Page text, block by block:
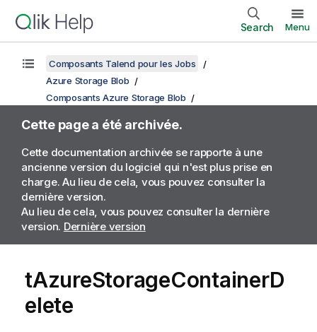
Search Menu
Composants Talend pour les Jobs
Azure Storage Blob
Composants Azure Storage Blob
Cette page a été archivée.
Cette documentation archivée se rapporte à une
ancienne version du logiciel qui n'est plus prise en
charge. Au lieu de cela, vous pouvez consulter la
dernière version.
Au lieu de cela, vous pouvez consulter la dernière
version. Dernière version
tAzureStorageContainerD
elete